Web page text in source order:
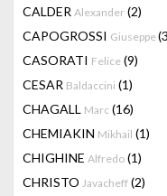
CALDER Alexander (2)
CAPOGROSSI Giuseppe
CASORATI Felice (9)
CESAR Baldaccini (1)
CHAGALL Marc (16)
CHEMIAKIN Mikhail (1)
CHIGHINE Alfredo (1)
CHRISTO Javacheff (2)